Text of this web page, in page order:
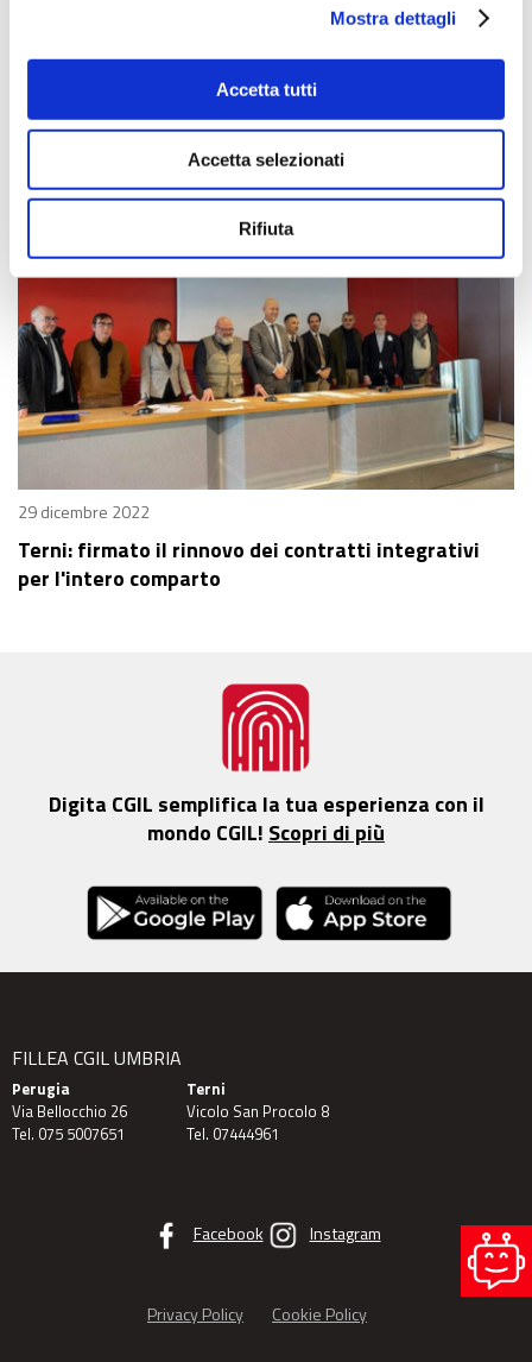
Mostra dettagli
Accetta tutti
Accetta selezionati
Rifiuta
Contratto territoriale integrativo per lavoratori e
imprese del settore: risultato storico
29 dicembre 2022
Terni: firmato il rinnovo dei contratti integrativi
per l'intero comparto
Digita CGIL semplifica la tua esperienza con il
mondo CGIL! Scopri di più
FILLEA CGIL UMBRIA
Perugia
Via Bellocchio 26
Tel. 075 5007651
Terni
Vicolo San Procolo 8
Tel. 07444961
Facebook Instagram
Privacy Policy Cookie Policy